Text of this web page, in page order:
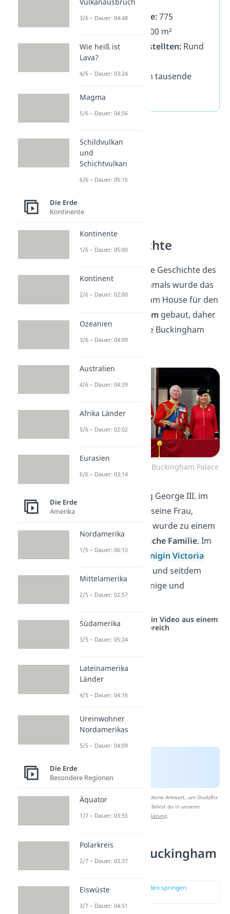
Anzahl der Räume:775
Über 77.000 m²
Anzahl der Angestellten: Rund
800
Besucher:Jährlich tausende
Die Baugeschichte
begann die Geschichte des
Buckingham Palace. Damals wurde das
Gebäude als Buckingham House für den
Herzog von Buckingham gebaut, daher
kommt auch sein Name Buckingham
Palace.
Die Königliche Familie im Buckingham Palace
König George III. im
Jahr 1761
für seine Frau,
Königin Charlotte — es wurde zu einem
königliche Familie. Im
19. Jahrhundert ließ
Königin Victoria
den Palast vergrößern, und seitdem
leben die britischen Könige und
Königinnen dort.
Studyflix vernetzt: Hier ein Video aus einem
anderen Bereich
Nach Beantwortung speichern wir deine Antwort, um Studyflix
zu verbessern. Mehr dazu erfährst du in unserer
Datenschutzerklärung
Funktion des Buckingham
Palace
zur Stelle im Video springen
3/6 – Dauer: 04:48
Wie heiß ist
Lava?
4/6 – Dauer: 03:24
Magma
5/6 – Dauer: 04:56
Schildvulkan
und
Schichtvulkan
6/6 – Dauer: 05:15
Die Erde
Kontinente
Kontinente
1/6 – Dauer: 05:00
Kontinent
2/6 – Dauer: 02:00
Ozeanien
3/6 – Dauer: 04:09
Australien
4/6 – Dauer: 04:39
Afrika Länder
5/6 – Dauer: 02:02
Eurasien
6/6 – Dauer: 03:14
Die Erde
Amerika
Nordamerika
1/5 – Dauer: 06:13
Mittelamerika
2/5 – Dauer: 02:57
Südamerika
3/5 – Dauer: 05:24
Lateinamerika
Länder
4/5 – Dauer: 04:16
Ureinwohner
Nordamerikas
5/5 – Dauer: 04:09
Die Erde
Besondere Regionen
Äquator
1/7 – Dauer: 03:55
Polarkreis
2/7 – Dauer: 03:37
Eiswüste
3/7 – Dauer: 04:51